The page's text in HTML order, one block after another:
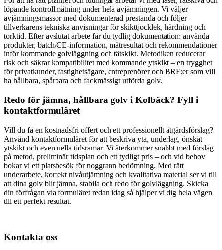
löpande kontrollmätning under hela avjämningen. Vi väljer
avjämningsmassor med dokumenterad prestanda och följer
tillverkarens tekniska anvisningar för skikttjocklek, härdning och
torktid. Efter avslutat arbete får du tydlig dokumentation: använda
produkter, batch/CE-information, mätresultat och rekommendationer
inför kommande golvläggning och tätskikt. Metodiken reducerar
risk och säkrar kompatibilitet med kommande ytskikt – en trygghet
för privatkunder, fastighetsägare, entreprenörer och BRF:er som vill
ha hållbara, spårbara och fackmässigt utförda golv.
Redo för jämna, hållbara golv i Kolbäck? Fyll i
kontaktformuläret
Vill du få en kostnadsfri offert och ett professionellt åtgärdsförslag?
Använd kontaktformuläret för att beskriva yta, underlag, önskat
ytskikt och eventuella tidsramar. Vi återkommer snabbt med förslag
på metod, preliminär tidsplan och ett tydligt pris – och vid behov
bokar vi ett platsbesök för noggrann bedömning. Med rätt
underarbete, korrekt nivåutjämning och kvalitativa material ser vi till
att dina golv blir jämna, stabila och redo för golvläggning. Skicka
din förfrågan via formuläret redan idag så hjälper vi dig hela vägen
till ett perfekt resultat.
Kontakta oss